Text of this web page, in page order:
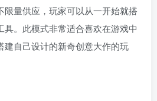
限量供应，玩家可以从一开始就搭
。此模式非常适合喜欢在游戏中
建自己设计的新奇创意大作的玩